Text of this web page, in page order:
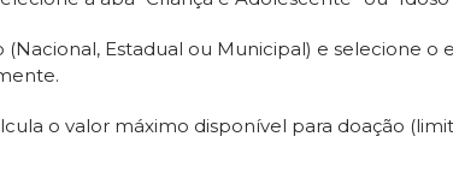
(Nacional, Estadual ou Municipal) e selecione o
o valor máximo disponível para doação